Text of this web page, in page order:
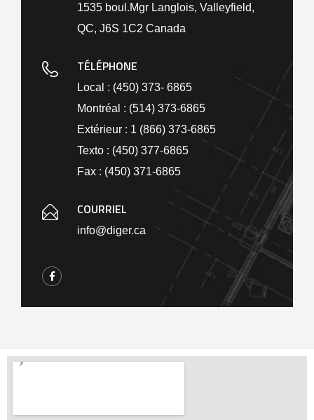
1535 boul.Mgr Langlois, Valleyfield,
QC, J6S 1C2 Canada
TÉLÉPHONE
Local : (450) 373- 6865
Montréal : (514) 373-6865
Extérieur : 1 (866) 373-6865
Texto : (450) 377-6865
Fax : (450) 371-6865
COURRIEL
info@diger.ca